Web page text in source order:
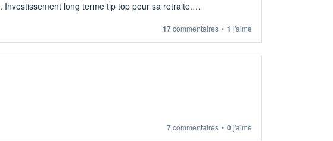
long terme tip top pour sa retraite.
17commentaires • 1 j'aime
7commentaires • 0j'aime